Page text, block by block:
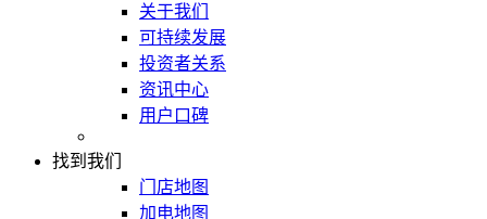
关于我们
可持续发展
投资者关系
资讯中心
用户口碑
找到我们
门店地图
加电地图